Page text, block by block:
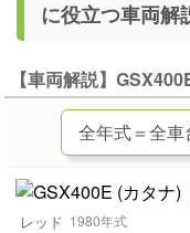
に役立つ車両解
【車両解説】
レッド 1980年式